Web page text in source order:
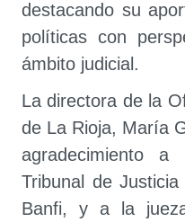
destacando su
políticas con
ámbito judicial.
La directora de la
de La Rioja, María
agradecimiento
Tribunal de
Banfi, y a la